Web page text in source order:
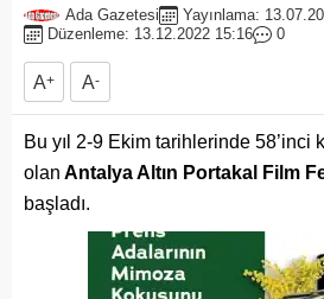
Ada Gazetesi
Yayınlama:
Düzenleme: 13.12.2022 15:16
0
A+ A-
Bu yıl 2-9 Ekim tarihlerinde 58’inci
olan Antalya Altın Portakal Film
başladı.